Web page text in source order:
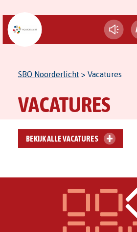
SBO Noorderlicht > Vacatures
VACATURES
BEKIJK ALLE VACATURES